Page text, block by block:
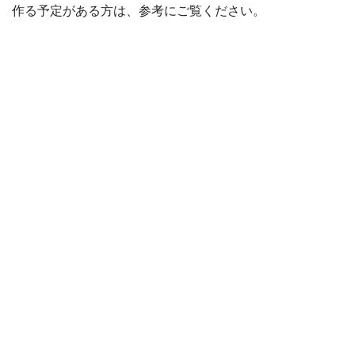
作る予定がある方は、参考にご覧ください。